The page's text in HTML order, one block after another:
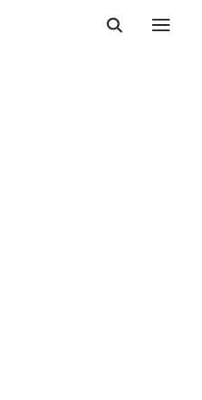
CARLO :